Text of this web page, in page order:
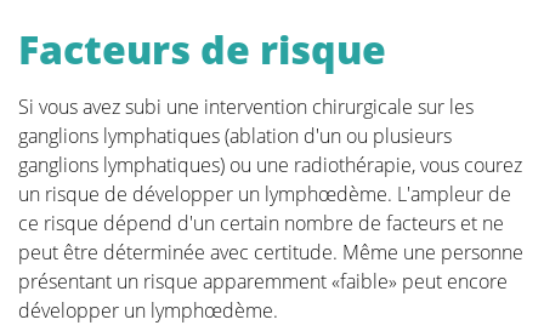
Quality of Life
La qualité de vie est un facteur clé pour faire face au
cancer du sein. Il est donc important de trouver des
mécanismes d'adaptation qui fonctionnent, et qui
seront différents d'une patiente à l'autre. Pour
certaines, il peut s'agir de trouver du plaisir dans les
activités qu'elles pratiquaient avant le diagnostic, de
prendre le temps d'apprécier la vie et d'exprimer sa
gratitude, de faire du bénévolat, de faire de l'exercice
Facteurs de risque
Si vous avez subi une intervention chirurgicale sur les
ganglions lymphatiques (ablation d'un ou plusieurs
ganglions lymphatiques) ou une radiothérapie, vous courez
un risque de développer un lymphœdème. L'ampleur de
ce risque dépend d'un certain nombre de facteurs et ne
peut être déterminée avec certitude. Même une personne
présentant un risque apparemment «faible» peut encore
développer un lymphœdème.